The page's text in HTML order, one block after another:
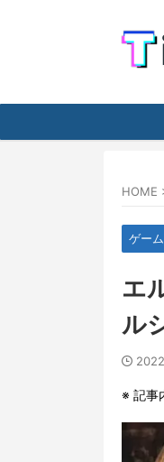
HOME
ゲー
エ
ル
※ 記事